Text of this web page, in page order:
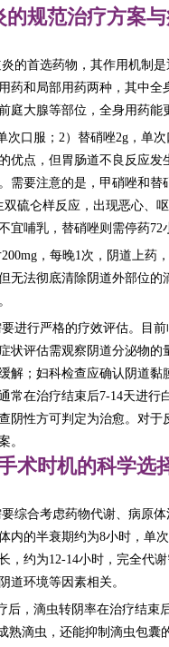
规范治疗方案
的首选药物，其作用机制
药和局部用药两种，其中全
大腺等部位，全身用药能
次口服；2）替硝唑2g，单
优点，但胃肠道不良反应发
需要注意的是，甲硝唑和替
硫仑样反应，出现恶心、
哺乳，替硝唑则需停药72
，每晚1次，阴道上药
无法彻底清除阴道外部位的
进行严格的疗效评估。目
状评估需观察阴道分泌物的
解；妇科检查应确认阴道
常在治疗结束后7-14天进行
阴性方可判定为治愈。对于
。
术时机的科学选
综合考虑药物代谢、病原
内的半衰期约为8小时，单
，约为12-14小时，完全代
道环境等因素相关。
，滴虫转阴率在治疗结束
熟滴虫，还能抑制滴虫包囊